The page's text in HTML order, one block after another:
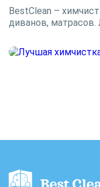
BestClean –
диванов,